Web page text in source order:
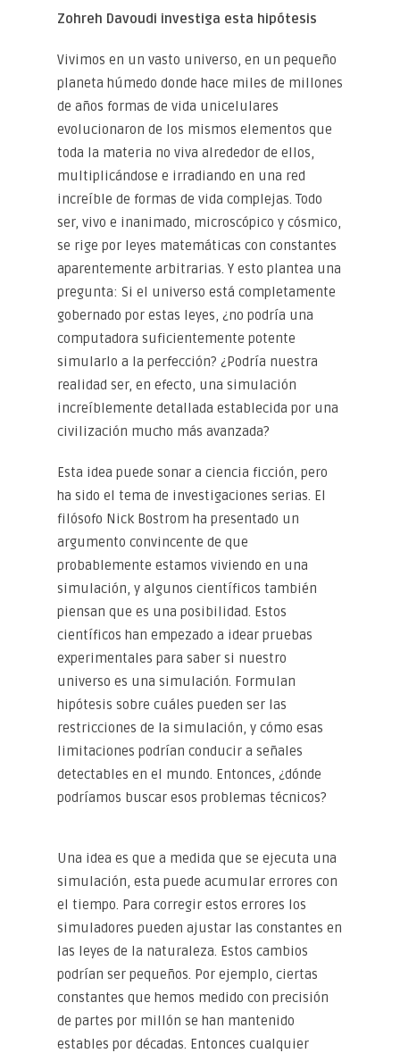
Zohreh Davoudi investiga esta hipótesis
Vivimos en un vasto universo, en un pequeño
planeta húmedo donde hace miles de millones
de años formas de vida unicelulares
evolucionaron de los mismos elementos que
toda la materia no viva alrededor de ellos,
multiplicándose e irradiando en una red
increíble de formas de vida complejas. Todo
ser, vivo e inanimado, microscópico y cósmico,
se rige por leyes matemáticas con constantes
aparentemente arbitrarias. Y esto plantea una
pregunta: Si el universo está completamente
gobernado por estas leyes, ¿no podría una
computadora suficientemente potente
simularlo a la perfección? ¿Podría nuestra
realidad ser, en efecto, una simulación
increíblemente detallada establecida por una
civilización mucho más avanzada?
Esta idea puede sonar a ciencia ficción, pero
ha sido el tema de investigaciones serias. El
filósofo Nick Bostrom ha presentado un
argumento convincente de que
probablemente estamos viviendo en una
simulación, y algunos científicos también
piensan que es una posibilidad. Estos
científicos han empezado a idear pruebas
experimentales para saber si nuestro
universo es una simulación. Formulan
hipótesis sobre cuáles pueden ser las
restricciones de la simulación, y cómo esas
limitaciones podrían conducir a señales
detectables en el mundo. Entonces, ¿dónde
podríamos buscar esos problemas técnicos?
Una idea es que a medida que se ejecuta una
simulación, esta puede acumular errores con
el tiempo. Para corregir estos errores los
simuladores pueden ajustar las constantes en
las leyes de la naturaleza. Estos cambios
podrían ser pequeños. Por ejemplo, ciertas
constantes que hemos medido con precisión
de partes por millón se han mantenido
estables por décadas. Entonces cualquier